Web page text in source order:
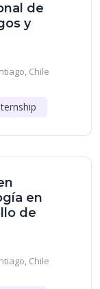
de
y
Chile
en
de
Chile